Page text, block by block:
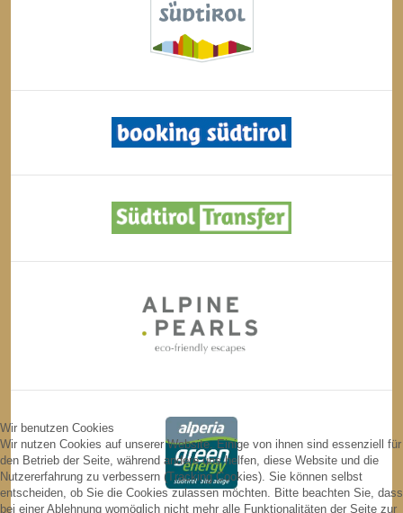
Wir benutzen Cookies
Wir nutzen Cookies auf unserer Website. Einige von ihnen sind essenziell für
den Betrieb der Seite, während andere uns helfen, diese Website und die
Nutzererfahrung zu verbessern (Tracking Cookies). Sie können selbst
entscheiden, ob Sie die Cookies zulassen möchten. Bitte beachten Sie, dass
bei einer Ablehnung womöglich nicht mehr alle Funktionalitäten der Seite zur